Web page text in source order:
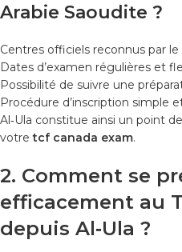
Arabie Saoudite ?
Centres officiels reconnus par
Dates d’examen régulières et
Possibilité de suivre une
Procédure d’inscription simple
Al‑Ula constitue ainsi un point
votretcf canada exam.
2. Comment se
efficacement au
depuis Al‑Ula ?